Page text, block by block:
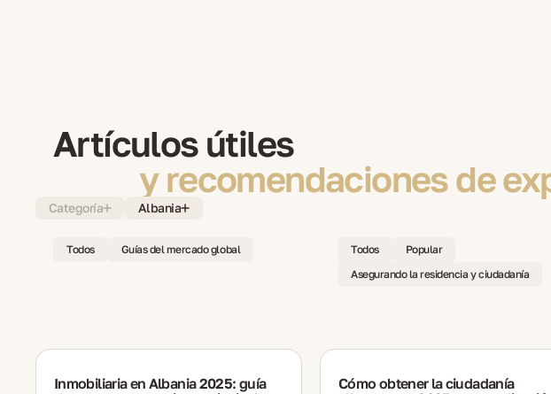
Artículos útiles
y recomendaciones de
Categoría Albania
Todos Guías del mercado global
Inmobiliaria en Albania 2025: guía
Todos
Popular
Asegurando la residencia y ciudadanía
Cómo obtener la ciudadanía